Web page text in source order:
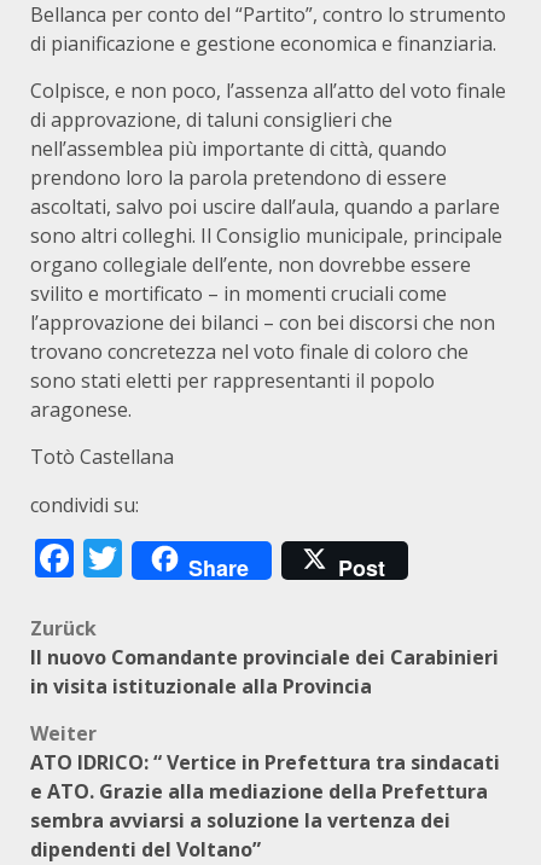
Bellanca per conto del “Partito”, contro lo strumento
di pianificazione e gestione economica e finanziaria.
Colpisce, e non poco, l’assenza all’atto del voto finale
di approvazione, di taluni consiglieri che
nell’assemblea più importante di città, quando
prendono loro la parola pretendono di essere
ascoltati, salvo poi uscire dall’aula, quando a parlare
sono altri colleghi. Il Consiglio municipale, principale
organo collegiale dell’ente, non dovrebbe essere
svilito e mortificato – in momenti cruciali come
l’approvazione dei bilanci – con bei discorsi che non
trovano concretezza nel voto finale di coloro che
sono stati eletti per rappresentanti il popolo
aragonese.
Totò Castellana
condividi su:
Facebook
Twitter
Share Post
Beitragsnavigation
Zurück
Il nuovo Comandante provinciale dei Carabinieri
in visita istituzionale alla Provincia
Weiter
ATO IDRICO: “ Vertice in Prefettura tra sindacati
e ATO. Grazie alla mediazione della Prefettura
sembra avviarsi a soluzione la vertenza dei
dipendenti del Voltano”